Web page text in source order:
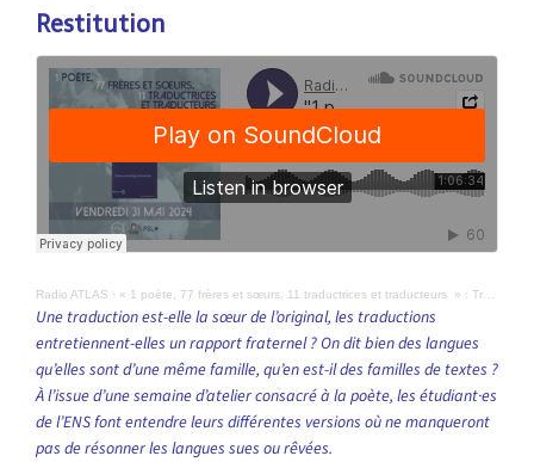
Restitution
Radio ATLAS · « 1 poète, 77 frères et sœurs, 11 traductrices et traducteurs » : Traduire Zsuzsanna Gahse • ENS-PSL
Une traduction est-elle la sœur de l’original, les traductions
entretiennent-elles un rapport fraternel ? On dit bien des langues
qu’elles sont d’une même famille, qu’en est-il des familles de textes ?
À l’issue d’une semaine d’atelier consacré à la poète, les étudiant·es
de l’ENS font entendre leurs différentes versions où ne manqueront
pas de résonner les langues sues ou rêvées.